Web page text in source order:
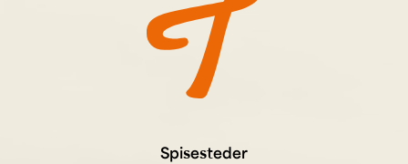
Spisesteder